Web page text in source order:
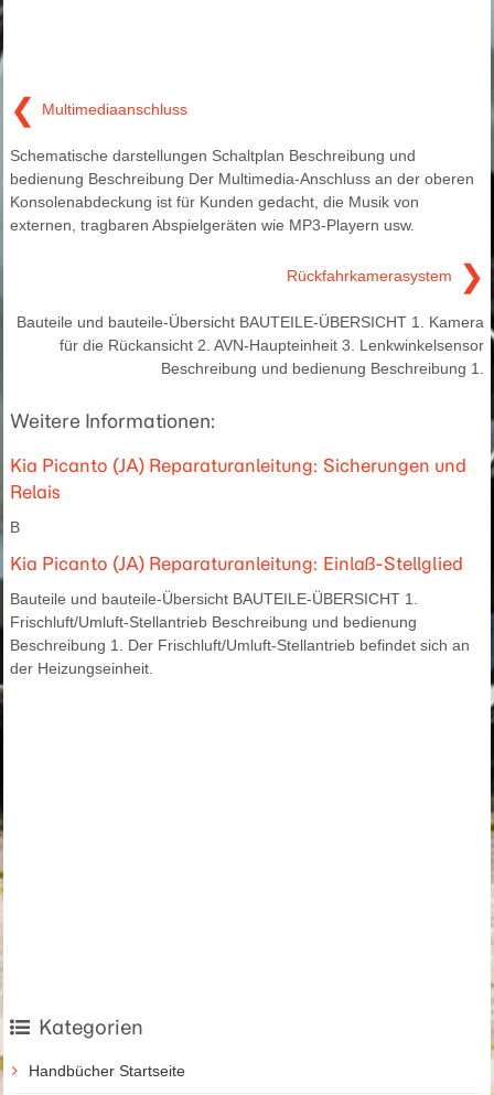
❮ Multimediaanschluss
Schematische darstellungen Schaltplan Beschreibung und
bedienung Beschreibung Der Multimedia-Anschluss an der oberen
Konsolenabdeckung ist für Kunden gedacht, die Musik von
externen, tragbaren Abspielgeräten wie MP3-Playern usw.
Rückfahrkamerasystem ❯
Bauteile und bauteile-Übersicht BAUTEILE-ÜBERSICHT 1. Kamera
für die Rückansicht 2. AVN-Haupteinheit 3. Lenkwinkelsensor
Beschreibung und bedienung Beschreibung 1.
Weitere Informationen:
Kia Picanto (JA) Reparaturanleitung: Sicherungen und
Relais
B
Kia Picanto (JA) Reparaturanleitung: Einlaß-Stellglied
Bauteile und bauteile-Übersicht BAUTEILE-ÜBERSICHT 1.
Frischluft/Umluft-Stellantrieb Beschreibung und bedienung
Beschreibung 1. Der Frischluft/Umluft-Stellantrieb befindet sich an
der Heizungseinheit.
Kategorien
Handbücher Startseite